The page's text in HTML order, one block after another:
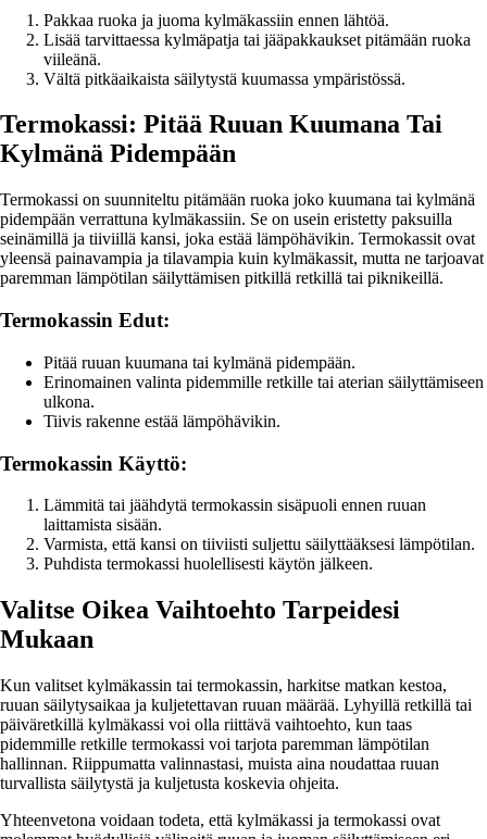
Pakkaa ruoka ja juoma kylmäkassiin ennen lähtöä.
Lisää tarvittaessa kylmäpatja tai jääpakkaukset pitämään ruoka
viileänä.
Vältä pitkäaikaista säilytystä kuumassa ympäristössä.
Termokassi: Pitää Ruuan Kuumana Tai
Kylmänä Pidempään
Termokassi on suunniteltu pitämään ruoka joko kuumana tai kylmänä
pidempään verrattuna kylmäkassiin. Se on usein eristetty paksuilla
seinämillä ja tiiviillä kansi, joka estää lämpöhävikin. Termokassit ovat
yleensä painavampia ja tilavampia kuin kylmäkassit, mutta ne tarjoavat
paremman lämpötilan säilyttämisen pitkillä retkillä tai piknikeillä.
Termokassin Edut:
Pitää ruuan kuumana tai kylmänä pidempään.
Erinomainen valinta pidemmille retkille tai aterian säilyttämiseen
ulkona.
Tiivis rakenne estää lämpöhävikin.
Termokassin Käyttö:
Lämmitä tai jäähdytä termokassin sisäpuoli ennen ruuan
laittamista sisään.
Varmista, että kansi on tiiviisti suljettu säilyttääksesi lämpötilan.
Puhdista termokassi huolellisesti käytön jälkeen.
Valitse Oikea Vaihtoehto Tarpeidesi
Mukaan
Kun valitset kylmäkassin tai termokassin, harkitse matkan kestoa,
ruuan säilytysaikaa ja kuljetettavan ruuan määrää. Lyhyillä retkillä tai
päiväretkillä kylmäkassi voi olla riittävä vaihtoehto, kun taas
pidemmille retkille termokassi voi tarjota paremman lämpötilan
hallinnan. Riippumatta valinnastasi, muista aina noudattaa ruuan
turvallista säilytystä ja kuljetusta koskevia ohjeita.
Yhteenvetona voidaan todeta, että kylmäkassi ja termokassi ovat